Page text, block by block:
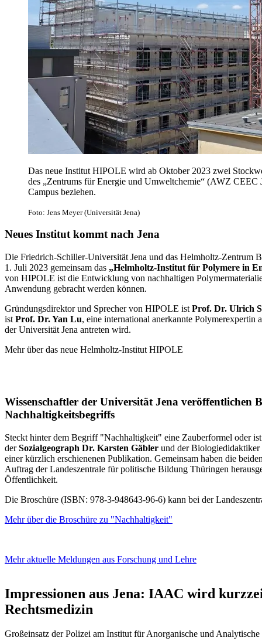
Das neue Institut HIPOLE wird ab Oktober 2023 zwei
des „Zentrums für Energie und Umweltchemie“ (AWZ CEEC
Campus beziehen.
Foto: Jens Meyer (Universität Jena)
Neues Institut kommt nach Jena
Die Friedrich-Schiller-Universität Jena und das Helmholtz-Zentrum
1. Juli 2023 gemeinsam das „Helmholtz-Institut für Polymere in
von HIPOLE ist die Entwicklung von nachhaltigen
Anwendung gebracht werden können.
Gründungsdirektor und Sprecher von HIPOLE ist Prof. Dr. Ulrich
ist Prof. Dr. Yan Lu, eine international anerkannte Polymerexpertin
der Universität Jena antreten wird.
Mehr über das neue Helmholtz-Institut HIPOLE
Wissenschaftler der Universität Jena veröffentlichen
Nachhaltigkeitsbegriffs
Steckt hinter dem Begriff "Nachhaltigkeit" eine Zauberformel oder
derSozialgeograph Dr. Karsten Gäbler und der
einer kürzlich erschienenen Publikation. Gemeinsam haben die
Auftrag der Landeszentrale für politische Bildung Thüringen
Öffentlichkeit.
Die Broschüre (ISBN: 978-3-948643-96-6) kann bei der
Mehr über die Broschüre zu "Nachhaltigkeit"
Mehr aktuelle Meldungen aus Forschung und Lehre
Impressionen aus Jena: IAAC wird
Rechtsmedizin
Großeinsatz der Polizei am Institut für Anorganische und